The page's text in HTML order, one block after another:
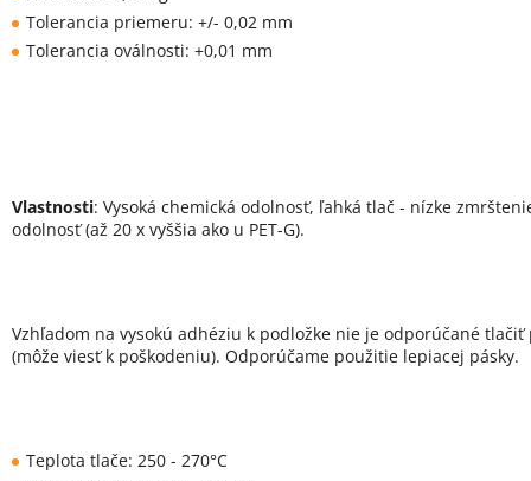
Tolerancia priemeru: +/- 0,02 mm
Tolerancia oválnosti: +0,01 mm
Vlastnosti: Vysoká chemická odolnosť, ľahká tlač - nízke
odolnosť (až 20 x vyššia ako u PET-G).
Vzhľadom na vysokú adhéziu k podložke nie je odporúčané
(môže viesť k poškodeniu). Odporúčame použitie lepiacej pásky.
Teplota tlače: 250 - 270°C